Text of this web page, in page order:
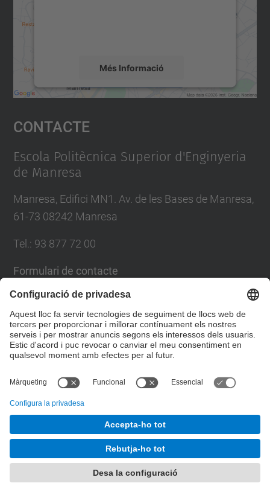
Més Informació
Accepta
powered by
Contacte
Escola Politècnica Superior d'Enginyeria
de Manresa
Manresa, Edifici MN1. Av. de les Bases de Manresa,
61-73 08242 Manresa
Tel.: 93 877 72 00
Formulari de contacte
Llista Xarxes Socials
© UPCEscola Politècnica Superior d'Enginyeria de
Desenvolupat amb